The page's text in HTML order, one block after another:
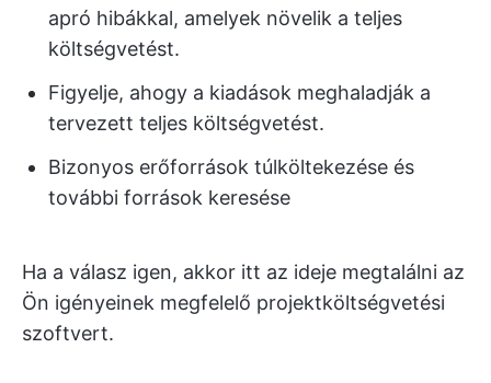
apró hibákkal, amelyek növelik a teljes
költségvetést.
Figyelje, ahogy a kiadások meghaladják a
tervezett teljes költségvetést.
Bizonyos erőforrások túlköltekezése és
további források keresése
Ha a válasz igen, akkor itt az ideje megtalálni az
Ön igényeinek megfelelő projektköltségvetési
szoftvert.